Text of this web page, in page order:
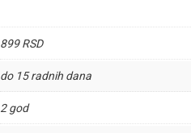
899 RSD
do 15 radnih dana
2 god